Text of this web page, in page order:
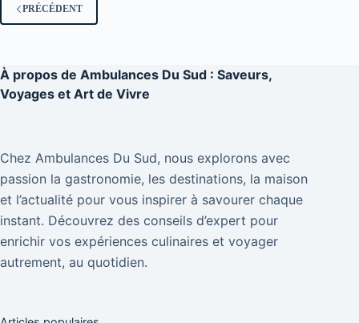
PRÉCÉDENT
À propos de Ambulances Du Sud : Saveurs,
Voyages et Art de Vivre
Chez Ambulances Du Sud, nous explorons avec
passion la gastronomie, les destinations, la maison
et l’actualité pour vous inspirer à savourer chaque
instant. Découvrez des conseils d’expert pour
enrichir vos expériences culinaires et voyager
autrement, au quotidien.